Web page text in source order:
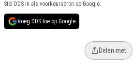
Stel DDS in als voorkeursbron op Google.
Voeg DDS toe op Google
Delen met